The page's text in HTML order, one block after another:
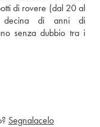
di rovere (dal 20 al
decina di anni di
senza dubbio tra i
Segnalacelo